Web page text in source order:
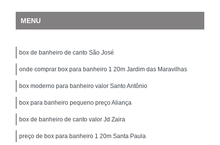
MENU
box de banheiro de canto São José
onde comprar box para banheiro 1 20m Jardim das Maravilhas
box moderno para banheiro valor Santo Antônio
box para banheiro pequeno preço Aliança
box de banheiro de canto valor Jd Zaira
preço de box para banheiro 1 20m Santa Paula